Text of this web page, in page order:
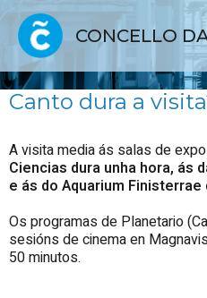
CONCELLO
Canto dura a
A visita media ás salas de
Ciencias dura unha hora, ás
e ás do Aquarium Finisterrae
Os programas de Planetario
sesións de cinema en
50 minutos.